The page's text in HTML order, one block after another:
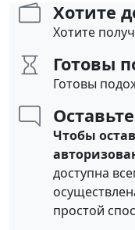
Хотите
Хотите
Готовы
Готовы
Чтобы
доступна
простой